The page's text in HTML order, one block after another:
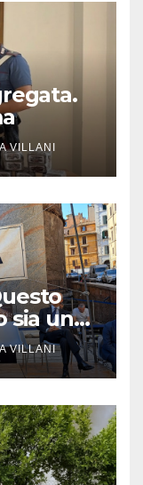
VILLANI
sia un
VILLANI